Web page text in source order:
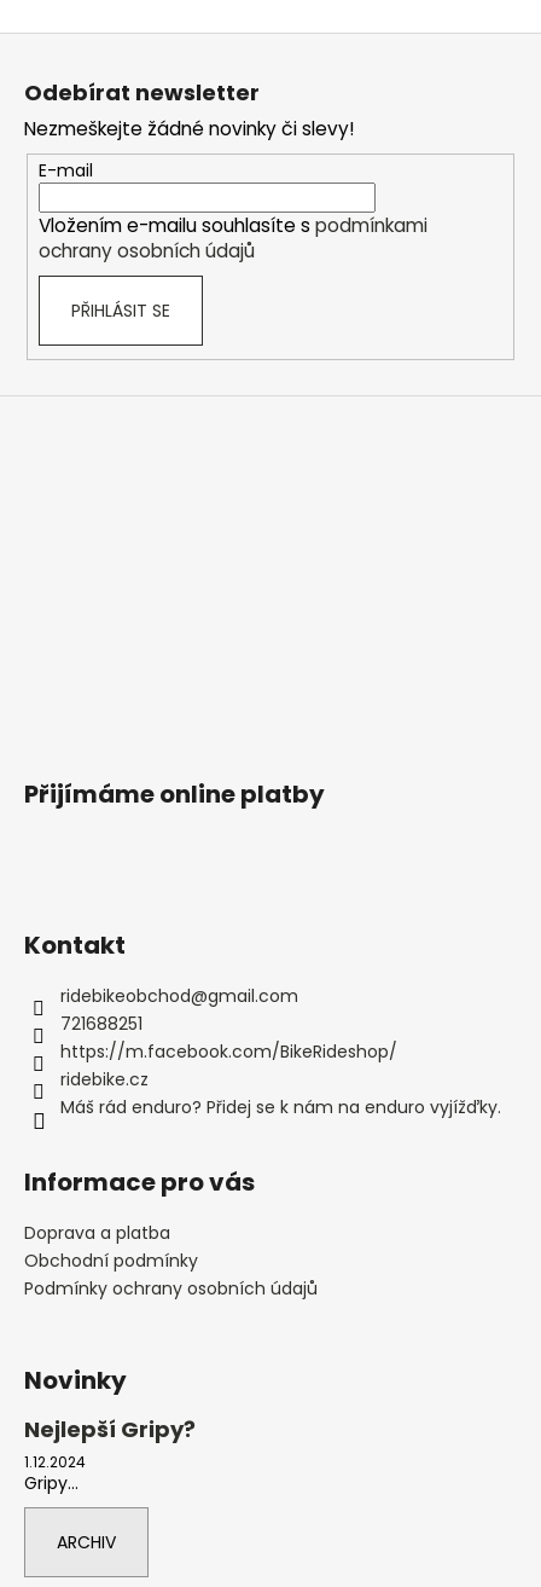
Z
Odebírat newsletter
Nezmeškejte žádné novinky či slevy!
E-mail
Vložením e-mailu souhlasíte s podmínkami
ochrany osobních údajů
PŘIHLÁSIT SE
Přijímáme online platby
Kontakt
ridebikeobchod@gmail.com
721688251
https://m.facebook.com/BikeRideshop/
ridebike.cz
Máš rád enduro? Přidej se k nám na enduro vyjížďky.
Informace pro vás
Doprava a platba
Obchodní podmínky
Podmínky ochrany osobních údajů
Novinky
Nejlepší Gripy?
1.12.2024
Gripy...
ARCHIV